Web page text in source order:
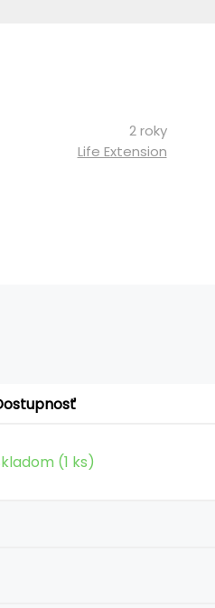
2 roky
Life Extension
(1 ks)